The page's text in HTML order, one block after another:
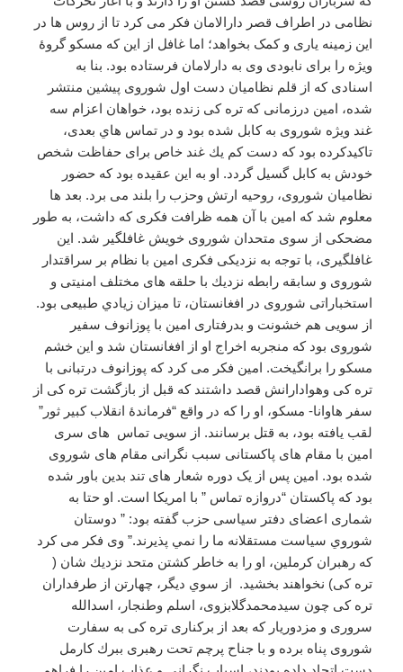
نظامی در اطراف قصر دارالامان فکر می کرد تا از روس ها در
این زمینه یاری و کمک بخواهد؛ اما غافل از این که مسکو گروۀ
ویژه را برای نابودی وی به دارلامان فرستاده بود. بنا به
اسنادی كه از قلم نظاميان دست اول شوروی پیشین منتشر
شده،‌ امين درزمانی كه تره كی زنده بود، خواهان اعزام سه
غند ويژه شوروی به كابل شده بود و در تماس هاي بعدی،
تاكيدكرده بود كه دست كم يك غند خاص برای حفاظت شخص
خودش به كابل گسيل گردد. او به اين عقيده بود كه حضور
نظاميان شوروی، روحيه ارتش وحزب را بلند می برد. بعد ها
معلوم شد که امين با آن همه ظرافت فكری كه داشت، به طور
مضحكی از سوی متحدان شوروی خويش غافلگير شد. اين
غافلگيری، با توجه به نزديكی فكری امين با نظام بر سراقتدار
شوروی و سابقه رابطه نزديك با حلقه های مختلف امنيتی و
استخباراتی شوروی در افغانستان، ‌تا ميزان زيادي طبيعی بود.
از سویی هم خشونت و بدرفتاری امین با پوزانوف سفیر
شوروی بود که منجربه اخراج او از افغانستان شد و این خشم
مسکو را برانگیخت. امین فکر می کرد كه پوزانوف درتبانی با
تره كی وهوادارانش قصد داشتند كه قبل از بازگشت تره كی از
سفر هاوانا- مسكو، او را كه در واقع “فرماندۀ انقلاب كبير ثور”
لقب يافته بود، به قتل برسانند. از سویی تماس های سری
امین با مقام های پاکستانی سبب نگرانی مقام های شوروی
شده بود. امین پس از یک دوره شعار های تند بدین باور شده
بود که پاكستان “دروازه تماس ” با امريكا است. او حتا به
شماری اعضای دفتر سياسی حزب گفته بود: ” دوستان
شوروي سياست مستقلانه ما را نمي پذيرند.” وی فکر می کرد
که رهبران كرملين، او را به خاطر كشتن متحد نزديك شان (
تره كی) نخواهند بخشيد. از سوي ديگر، چهارتن از طرفداران
تره كی چون سيدمحمدگلابزوی، اسلم وطنجار، اسدالله
سروری و مزدوريار كه بعد از بركناری تره كی به سفارت
شوروی پناه برده و با جناح پرچم تحت رهبری ببرك كارمل